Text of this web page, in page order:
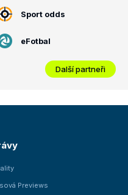
Sport odds
eFotbal
Další partneři
Previews